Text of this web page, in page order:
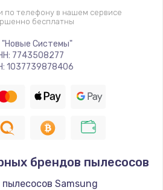
по телефону в нашем сервисе
бесплатны
Системы"
7743508277
1037739878406
брендов пылесосов
Samsung